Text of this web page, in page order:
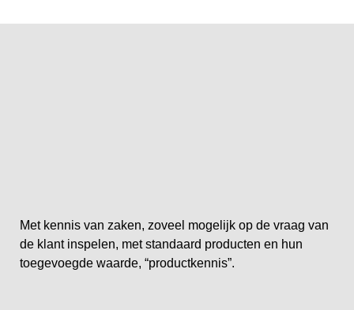
Met kennis van zaken, zoveel mogelijk op de vraag van
de klant inspelen, met standaard producten en hun
toegevoegde waarde, “productkennis”.